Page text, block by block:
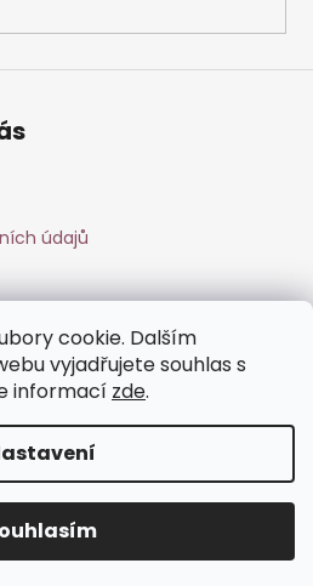
cookie. Dalším
vyjadřujete souhlas s
informací zde.
údajů
platby
. Všechna práva vyhrazena.